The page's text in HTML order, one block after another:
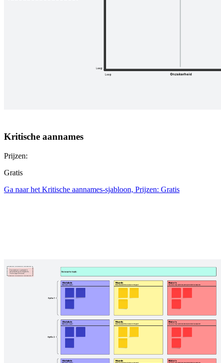
Kritische aannames
Prijzen:
Gratis
Ga naar het Kritische aannames-sjabloon, Prijzen: Gratis